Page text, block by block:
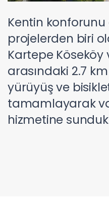
Kentin
projelerden biri
Kartepe Köseköy
arasındaki 2.7
yürüyüş ve
tamamlayarak
hizmetine